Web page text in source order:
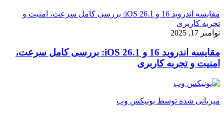
مقایسه اندروید 16 و iOS 26.1: بررسی کامل سرعت، امنیت و
تجربه کاربری
نوامبر 17, 2025
مقایسه اندروید 16 و iOS 26.1: بررسی کامل سرعت،
امنیت و تجربه کاربری
میزبانی شده توسط یونیکس وب